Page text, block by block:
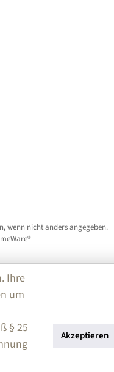
wenn nicht anders angegeben.
Ihre
um
§ 25
Akzeptieren